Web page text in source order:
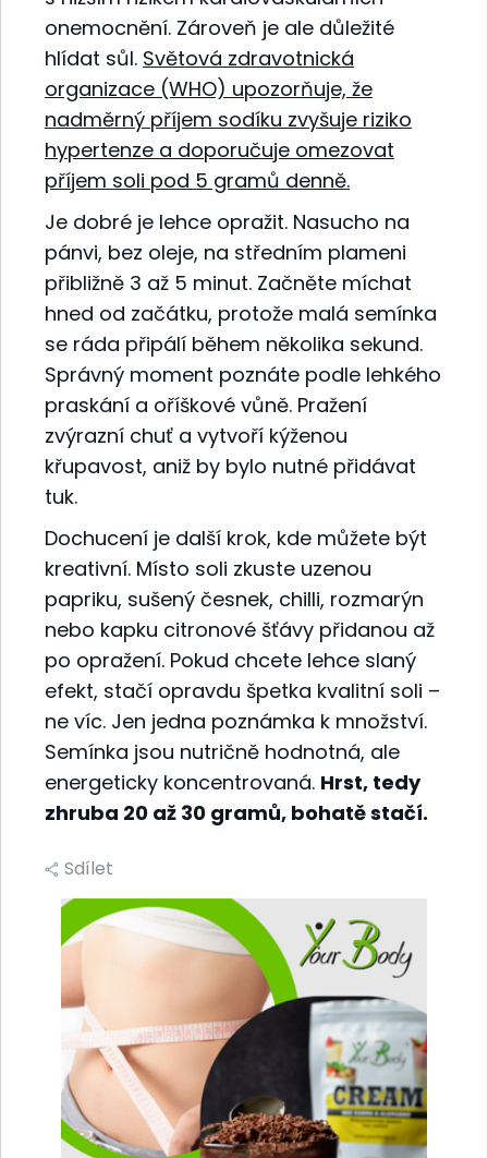
onemocnění. Zároveň je ale důležité
hlídat sůl. Světová zdravotnická
organizace (WHO) upozorňuje, že
nadměrný příjem sodíku zvyšuje riziko
hypertenze a doporučuje omezovat
příjem soli pod 5 gramů denně.
Je dobré je lehce opražit. Nasucho na
pánvi, bez oleje, na středním plameni
přibližně 3 až 5 minut. Začněte míchat
hned od začátku, protože malá semínka
se ráda připálí během několika sekund.
Správný moment poznáte podle lehkého
praskání a oříškové vůně. Pražení
zvýrazní chuť a vytvoří kýženou
křupavost, aniž by bylo nutné přidávat
tuk.
Dochucení je další krok, kde můžete být
kreativní. Místo soli zkuste uzenou
papriku, sušený česnek, chilli, rozmarýn
nebo kapku citronové šťávy přidanou až
po opražení. Pokud chcete lehce slaný
efekt, stačí opravdu špetka kvalitní soli –
ne víc. Jen jedna poznámka k množství.
Semínka jsou nutričně hodnotná, ale
energeticky koncentrovaná. Hrst, tedy
zhruba 20 až 30 gramů, bohatě stačí.
Sdílet